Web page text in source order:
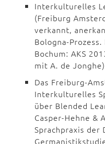
Interkulturelles
(Freiburg
verkannt,
Bologna-
Bochum: AKS
mit A. de
Das Freiburg-
Interkulturelles
über Blended
Casper-Hehne &
Sprachpraxis der